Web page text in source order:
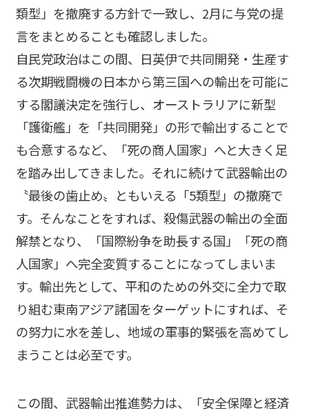
類型」を撤廃する方針で一致し、2月に与党の提
言をまとめることも確認しました。
自民党政治はこの間、日英伊で共同開発・生産す
る次期戦闘機の日本から第三国への輸出を可能に
する閣議決定を強行し、オーストラリアに新型
「護衛艦」を「共同開発」の形で輸出することで
も合意するなど、「死の商人国家」へと大きく足
を踏み出してきました。それに続けて武器輸出の
〝最後の歯止め〟ともいえる「5類型」の撤廃で
す。そんなことをすれば、殺傷武器の輸出の全面
解禁となり、「国際紛争を助長する国」「死の商
人国家」へ完全変質することになってしまいま
す。輸出先として、平和のための外交に全力で取
り組む東南アジア諸国をターゲットにすれば、そ
の努力に水を差し、地域の軍事的緊張を高めてし
まうことは必至です。
この間、武器輸出推進勢力は、「安全保障と経済